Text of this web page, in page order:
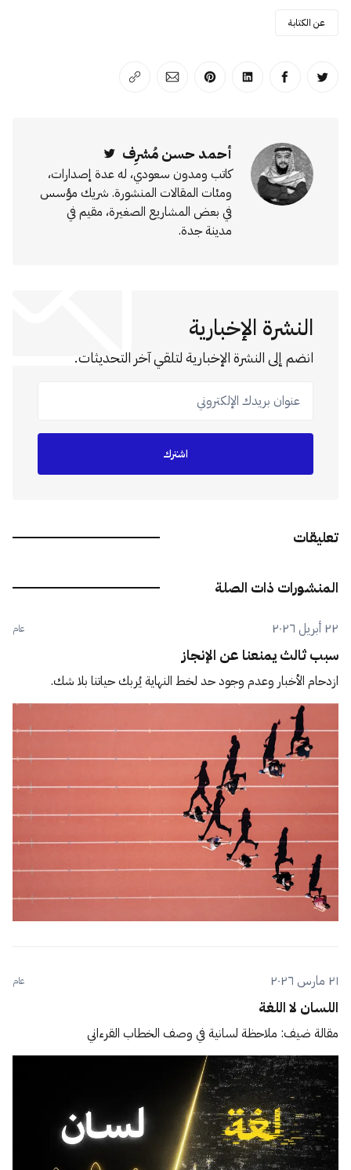
عن الكتابة
انشر على تويترانشر على الفيسبوك
انشر على لينكد إن
انشر على بينترست
انشر على الإيميل
انسخ الرابط
أحمد حسن مُشرِف
كاتب ومدون سعودي، له عدة إصدارات،
ومئات المقالات المنشورة. شريك مؤسس
في بعض المشاريع الصغيرة، مقيم في
مدينة جدة.
النشرة الإخبارية
انضم إلى النشرة الإخبارية لتلقي آخر التحديثات.
عنوان بريدك الإلكتروني
اشترك
تعليقات
المنشورات ذات الصلة
٢٢ أبريل ٢٠٢٦ عام
سبب ثالث يمنعنا عن الإنجاز
ازدحام الأخبار وعدم وجود حد لخط النهاية يُربك حياتنا بلا شك.
٢١ مارس ٢٠٢٦ عام
اللسان لا اللغة
مقالة ضيف: ملاحظة لسانية في وصف الخطاب القرءاني